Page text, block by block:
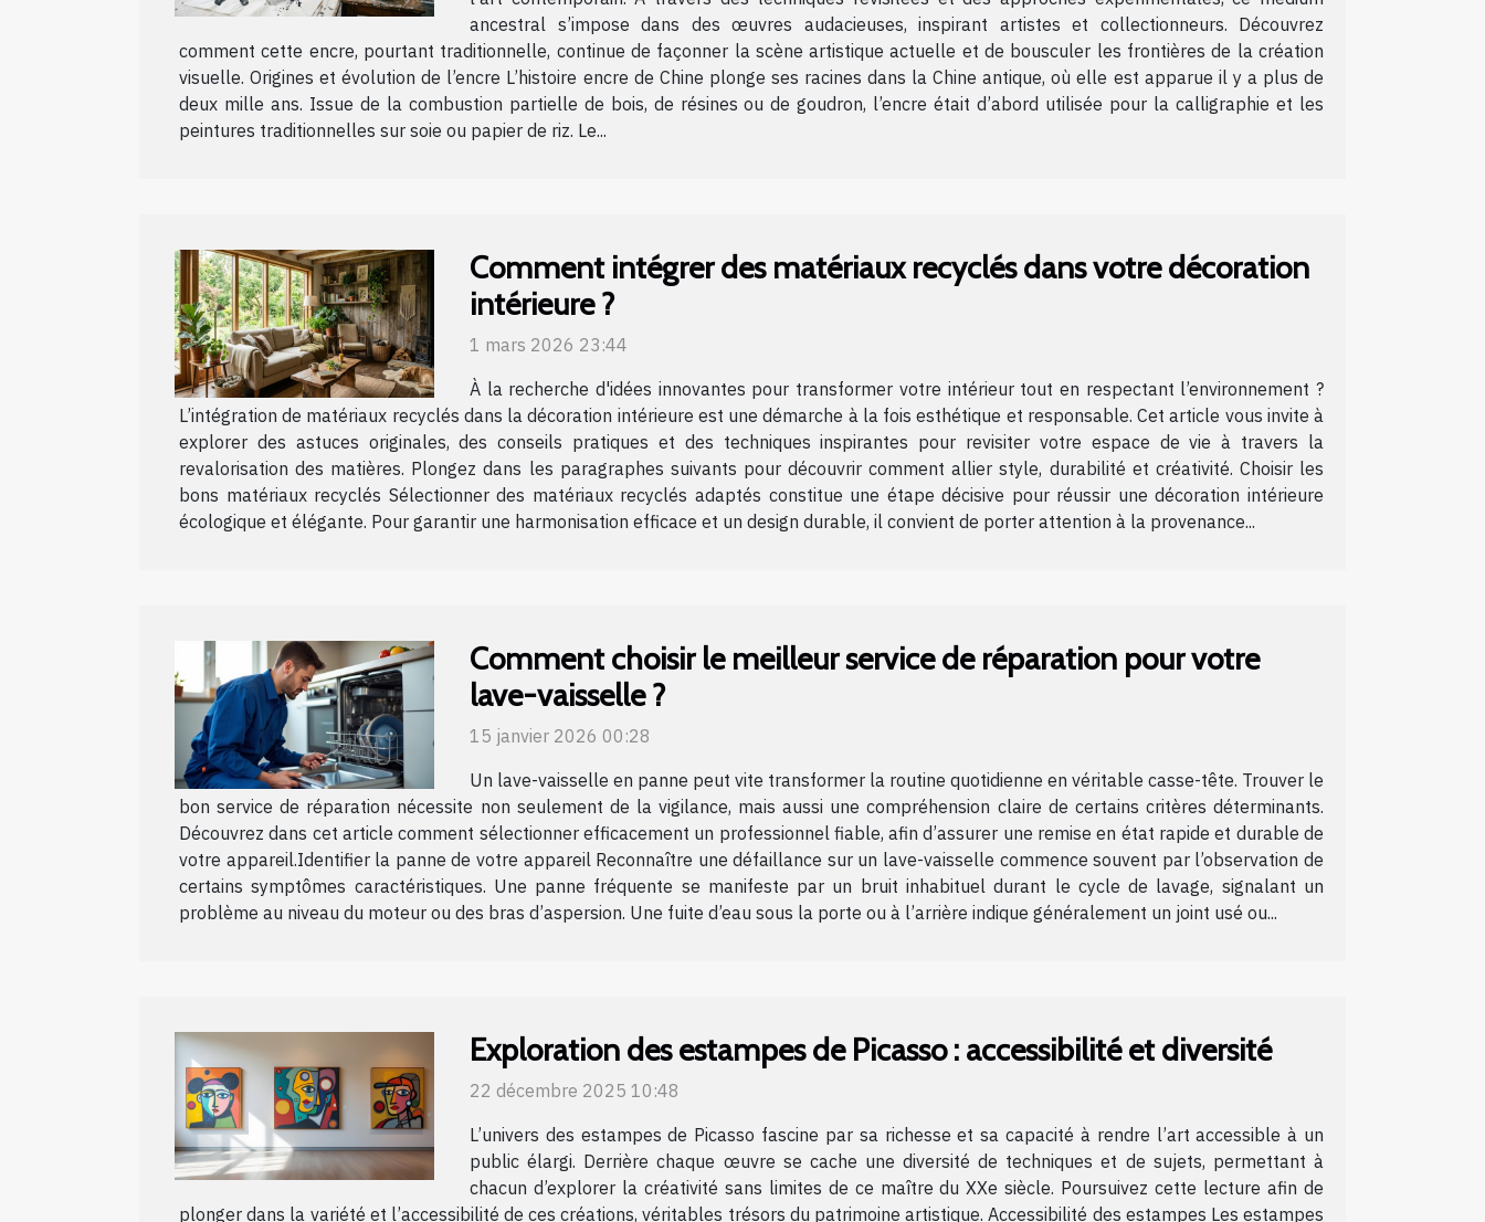
ancestral s’impose dans des œuvres audacieuses, inspirant artistes et collectionneurs. Découvrez
comment cette encre, pourtant traditionnelle, continue de façonner la scène artistique actuelle et de bousculer les frontières de la création
visuelle. Origines et évolution de l’encre L’histoire encre de Chine plonge ses racines dans la Chine antique, où elle est apparue il y a plus de
deux mille ans. Issue de la combustion partielle de bois, de résines ou de goudron, l’encre était d’abord utilisée pour la calligraphie et les
peintures traditionnelles sur soie ou papier de riz. Le...
Comment intégrer des matériaux recyclés dans votre décoration
intérieure ?
1 mars 2026 23:44
À la recherche d'idées innovantes pour transformer votre intérieur tout en respectant l’environnement ?
L’intégration de matériaux recyclés dans la décoration intérieure est une démarche à la fois esthétique et responsable. Cet article vous invite à
explorer des astuces originales, des conseils pratiques et des techniques inspirantes pour revisiter votre espace de vie à travers la
revalorisation des matières. Plongez dans les paragraphes suivants pour découvrir comment allier style, durabilité et créativité. Choisir les
bons matériaux recyclés Sélectionner des matériaux recyclés adaptés constitue une étape décisive pour réussir une décoration intérieure
écologique et élégante. Pour garantir une harmonisation efficace et un design durable, il convient de porter attention à la provenance...
Comment choisir le meilleur service de réparation pour votre
lave-vaisselle ?
15 janvier 2026 00:28
Un lave-vaisselle en panne peut vite transformer la routine quotidienne en véritable casse-tête. Trouver le
bon service de réparation nécessite non seulement de la vigilance, mais aussi une compréhension claire de certains critères déterminants.
Découvrez dans cet article comment sélectionner efficacement un professionnel fiable, afin d’assurer une remise en état rapide et durable de
votre appareil.Identifier la panne de votre appareil Reconnaître une défaillance sur un lave-vaisselle commence souvent par l’observation de
certains symptômes caractéristiques. Une panne fréquente se manifeste par un bruit inhabituel durant le cycle de lavage, signalant un
problème au niveau du moteur ou des bras d’aspersion. Une fuite d’eau sous la porte ou à l’arrière indique généralement un joint usé ou...
Exploration des estampes de Picasso : accessibilité et diversité
22 décembre 2025 10:48
L’univers des estampes de Picasso fascine par sa richesse et sa capacité à rendre l’art accessible à un
public élargi. Derrière chaque œuvre se cache une diversité de techniques et de sujets, permettant à
chacun d’explorer la créativité sans limites de ce maître du XXe siècle. Poursuivez cette lecture afin de
plonger dans la variété et l’accessibilité de ces créations, véritables trésors du patrimoine artistique. Accessibilité des estampes Les estampes